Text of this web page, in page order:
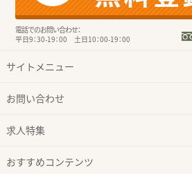
電話でのお問い合わせ：
平日9：30-19：00 土日10：00-19：00
サイトメニュー
お問い合わせ
求人特集
おすすめコンテンツ